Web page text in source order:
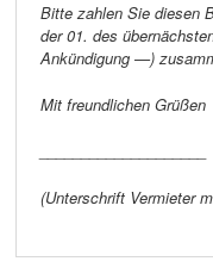
Bitte zahlen Sie diesen
der 01. des
Ankündigung —)
Mit freundlichen Grüßen
(Unterschrift Vermieter